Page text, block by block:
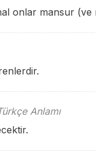
onlar mansur (ve
Anlamı